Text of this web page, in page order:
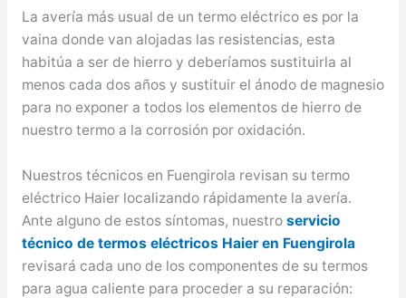
La avería más usual de un termo eléctrico es por la
vaina donde van alojadas las resistencias, esta
habitúa a ser de hierro y deberíamos sustituirla al
menos cada dos años y sustituir el ánodo de magnesio
para no exponer a todos los elementos de hierro de
nuestro termo a la corrosión por oxidación.
Nuestros técnicos en Fuengirola revisan su termo
eléctrico Haier localizando rápidamente la avería.
Ante alguno de estos síntomas, nuestro servicio
técnico de termos eléctricos Haier en Fuengirola
revisará cada uno de los componentes de su termos
para agua caliente para proceder a su reparación: